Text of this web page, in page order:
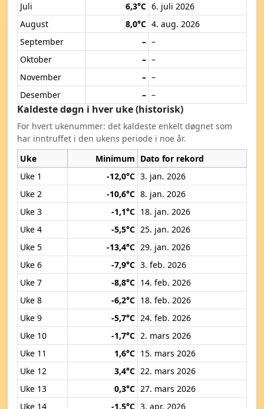
Juli
6,3°C 6. juli 2026
August
8,0°C 4. aug. 2026
September
– –
Oktober
– –
November
– –
Desember
– –
Kaldeste døgn i hver uke (historisk)
For hvert ukenummer: det kaldeste enkelt døgnet som
har inntruffet i den ukens periode i noe år.
Uke
Minimum Dato for rekord
Uke 1
-12,0°C 3. jan. 2026
Uke 2
-10,6°C 8. jan. 2026
Uke 3
-1,1°C 18. jan. 2026
Uke 4
-5,5°C 25. jan. 2026
Uke 5
-13,4°C 29. jan. 2026
Uke 6
-7,9°C 3. feb. 2026
Uke 7
-8,8°C 14. feb. 2026
Uke 8
-6,2°C 18. feb. 2026
Uke 9
-5,7°C 24. feb. 2026
Uke 10
-1,7°C 2. mars 2026
Uke 11
1,6°C 15. mars 2026
Uke 12
3,4°C 22. mars 2026
Uke 13
0,3°C 27. mars 2026
Uke 14
-1,5°C 3. apr. 2026